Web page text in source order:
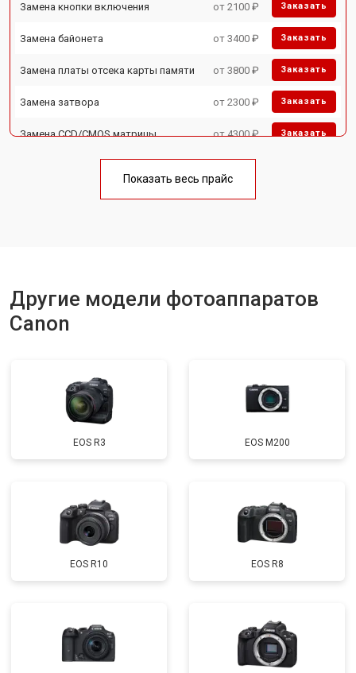
Замена кнопки включения от 2100 ₽ Заказать
Замена байонета от 3400 ₽ Заказать
Замена платы отсека карты памяти от 3800 ₽ Заказать
Замена затвора от 2300 ₽ Заказать
Замена CCD/CMOS матрицы от 4300 ₽ Заказать
Чистка матрицы от 3100 ₽
Показать весь прайс
Другие модели фотоаппаратов
Canon
EOS R3 EOS M200
EOS R10 EOS R8